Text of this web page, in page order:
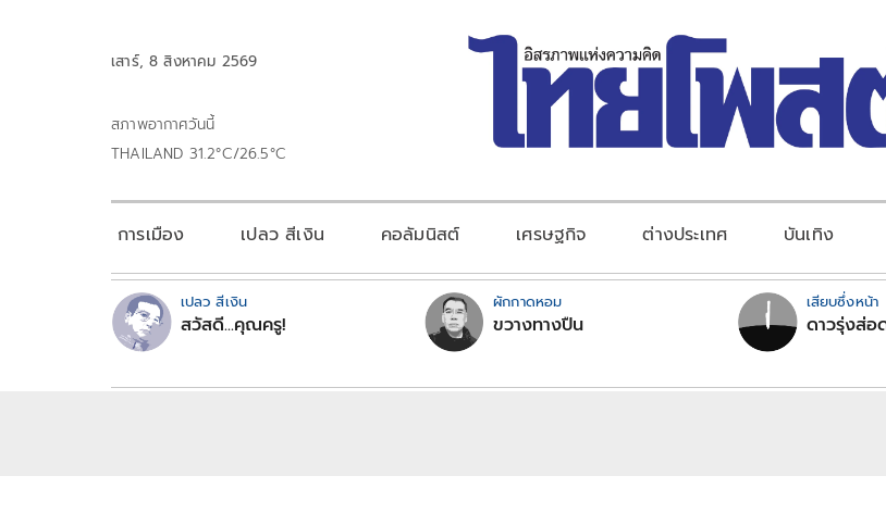
เสาร์, 8 สิงหาคม 2569
สภาพอากาศวันนี้
THAILAND 31.2°C/26.5°C
การเมือง เปลว สีเงิน คอลัมนิสต์ เศรษฐกิจ ต่างประเทศ บันเทิง
เปลว สีเงิน
สวัสดี...คุณครู!
ผักกาดหอม
ขวางทางปืน
เสียบซึ่งหน้า
ดาวรุ่งส่อ